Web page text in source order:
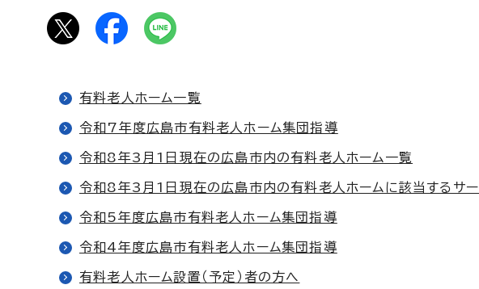
有料老人ホーム一覧
令和7年度広島市有料老人ホーム集団指導
令和8年3月1日現在の広島市内の有料老人ホーム一覧
令和8年3月1日現在の広島市内の有料老人ホームに該当するサ
令和5年度広島市有料老人ホーム集団指導
令和4年度広島市有料老人ホーム集団指導
有料老人ホーム設置（予定）者の方へ